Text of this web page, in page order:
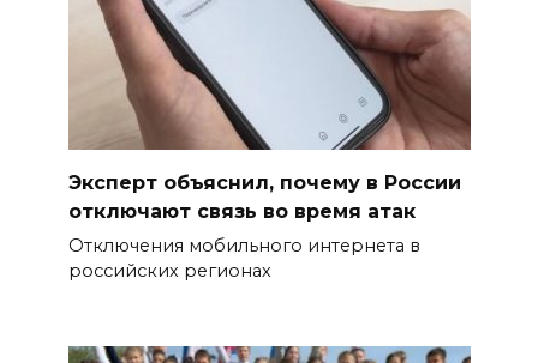
Эксперт объяснил, почему в России
отключают связь во время атак
Отключения мобильного интернета в
российских регионах